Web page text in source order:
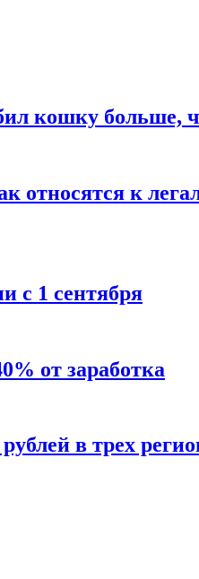
кошку больше,
относятся к
с 1 сентября
от заработка
в трех